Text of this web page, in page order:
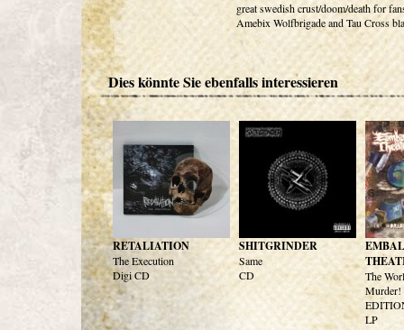
great swedish crust/doom/death for
Amebix Wolfbrigade and Tau Cross
Dies könnte Sie ebenfalls interessieren
RETALIATION
The Execution
Digi CD
SHITGRINDER
Same
CD
The
LP